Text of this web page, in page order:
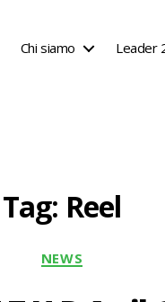
Chi siamo Leader
Tag: Reel
Categorie
NEWS